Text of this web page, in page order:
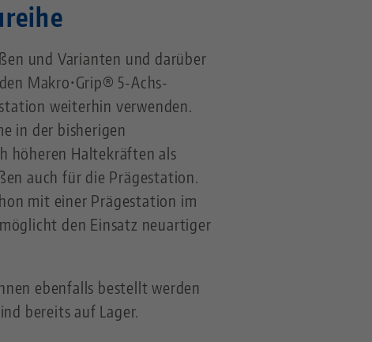
und Varianten und darüber
Makro•Grip® 5-Achs-
weiterhin verwenden.
in der bisherigen
höheren Haltekräften als
auch für die Prägestation.
mit einer Prägestation im
den Einsatz neuartiger
ebenfalls bestellt werden
bereits auf Lager.